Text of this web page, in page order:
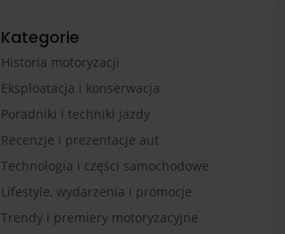
Kategorie
Historia motoryzacji
Eksploatacja i konserwacja
Poradniki i techniki jazdy
Recenzje i prezentacje aut
Technologia i części samochodowe
Lifestyle, wydarzenia i promocje
Trendy i premiery motoryzacyjne